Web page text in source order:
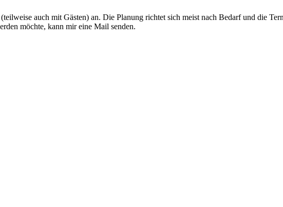
auch mit Gästen) an. Die Planung richtet sich meist nach Bedarf und die
möchte, kann mir eine Mail senden.